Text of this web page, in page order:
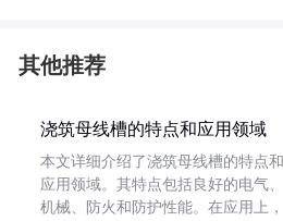
其他推荐
浇筑母线槽的特点和应用领域
本文详细介绍了浇筑母线槽的特点和
应用领域。其特点包括良好的电气、
机械、防火和防护性能。在应用上，